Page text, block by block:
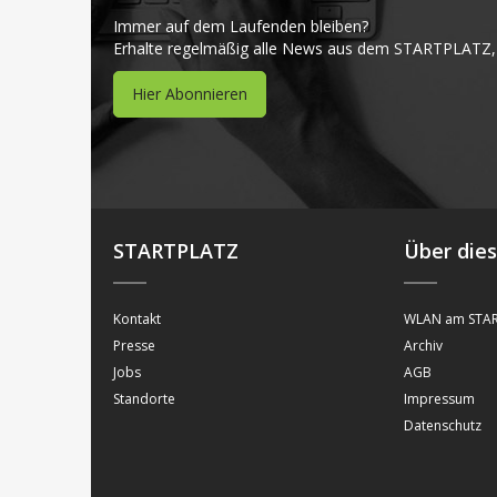
Immer auf dem Laufenden bleiben?
Erhalte regelmäßig alle News aus dem
Hier Abonnieren
STARTPLATZ
Kontakt
Presse
Jobs
Standorte
Über
WLAN am
Archiv
AGB
Impressum
Datenschutz